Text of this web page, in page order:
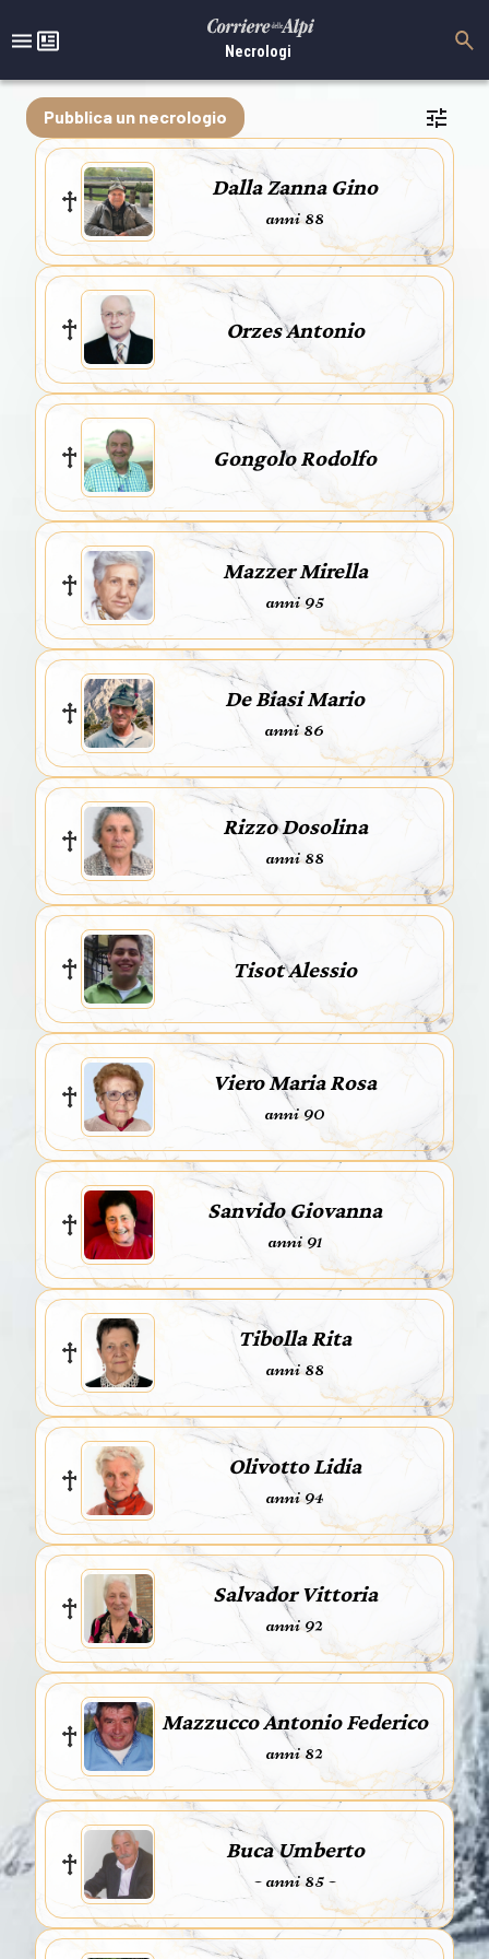
Necrologi
Pubblica un necrologio
Dalla Zanna Gino
anni 88
Orzes Antonio
Gongolo Rodolfo
Mazzer Mirella
anni 95
De Biasi Mario
anni 86
Rizzo Dosolina
anni 88
Tisot Alessio
Viero Maria Rosa
anni 90
Sanvido Giovanna
anni 91
Tibolla Rita
anni 88
Olivotto Lidia
anni 94
Salvador Vittoria
anni 92
Mazzucco Antonio Federico
anni 82
Buca Umberto
- anni 85 -